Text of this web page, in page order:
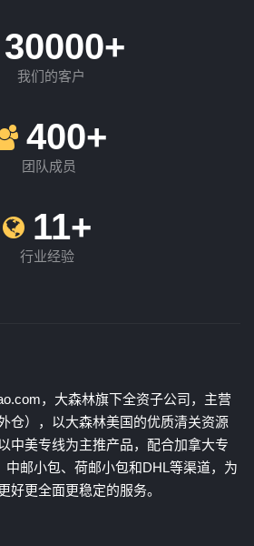
30000+
我们的客户
400+
团队成员
11+
行业经验
，大森林旗下全资子公司，主营
仓），以大森林美国的优质清关资源
中美专线为主推产品，配合加拿大专
中邮小包、荷邮小包和DHL等渠道，为
好更全面更稳定的服务。